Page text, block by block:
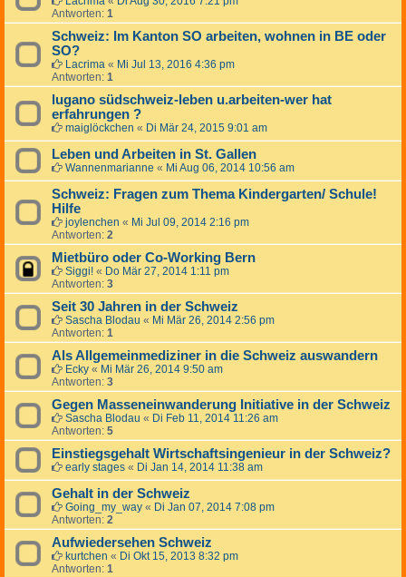
Antworten: 1
Schweiz: Im Kanton SO arbeiten, wohnen in BE oder
SO?
Lacrima « Mi Jul 13, 2016 4:36 pm
Antworten: 1
lugano südschweiz-leben u.arbeiten-wer hat
erfahrungen ?
maiglöckchen « Di Mär 24, 2015 9:01 am
Leben und Arbeiten in St. Gallen
Wannenmarianne « Mi Aug 06, 2014 10:56 am
Schweiz: Fragen zum Thema Kindergarten/ Schule!
Hilfe
joylenchen « Mi Jul 09, 2014 2:16 pm
Antworten: 2
Mietbüro oder Co-Working Bern
Siggi! « Do Mär 27, 2014 1:11 pm
Antworten: 3
Seit 30 Jahren in der Schweiz
Sascha Blodau « Mi Mär 26, 2014 2:56 pm
Antworten: 1
Als Allgemeinmediziner in die Schweiz auswandern
Ecky « Mi Mär 26, 2014 9:50 am
Antworten: 3
Gegen Masseneinwanderung Initiative in der Schweiz
Sascha Blodau « Di Feb 11, 2014 11:26 am
Antworten: 5
Einstiegsgehalt Wirtschaftsingenieur in der Schweiz?
early stages « Di Jan 14, 2014 11:38 am
Gehalt in der Schweiz
Going_my_way « Di Jan 07, 2014 7:08 pm
Antworten: 2
Aufwiedersehen Schweiz
kurtchen « Di Okt 15, 2013 8:32 pm
Antworten: 1